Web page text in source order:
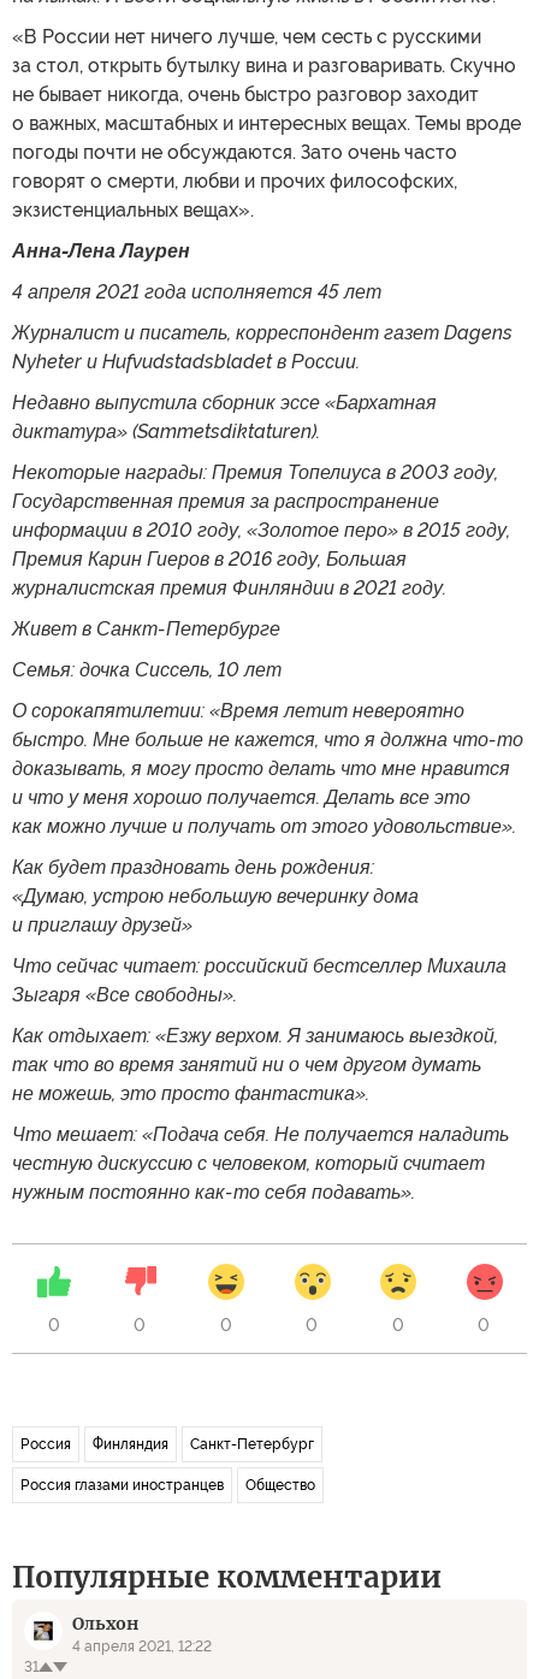
«В России нет ничего лучше, чем сесть с русскими
за стол, открыть бутылку вина и разговаривать. Скучно
не бывает никогда, очень быстро разговор заходит
о важных, масштабных и интересных вещах. Темы вроде
погоды почти не обсуждаются. Зато очень часто
говорят о смерти, любви и прочих философских,
экзистенциальных вещах».
Анна-Лена Лаурен
4 апреля 2021 года исполняется 45 лет
Журналист и писатель, корреспондент газет Dagens
Nyheter и Hufvudstadsbladet в России.
Недавно выпустила сборник эссе «Бархатная
диктатура» (Sammetsdiktaturen).
Некоторые награды: Премия Топелиуса в 2003 году,
Государственная премия за распространение
информации в 2010 году, «Золотое перо» в 2015 году,
Премия Карин Гиеров в 2016 году, Большая
журналистская премия Финляндии в 2021 году.
Живет в Санкт-Петербурге
Семья: дочка Сиссель, 10 лет
О сорокапятилетии: «Время летит невероятно
быстро. Мне больше не кажется, что я должна что-то
доказывать, я могу просто делать что мне нравится
и что у меня хорошо получается. Делать все это
как можно лучше и получать от этого удовольствие».
Как будет праздновать день рождения:
«Думаю, устрою небольшую вечеринку дома
и приглашу друзей»
Что сейчас читает: российский бестселлер Михаила
Зыгаря «Все свободны».
Как отдыхает: «Езжу верхом. Я занимаюсь выездкой,
так что во время занятий ни о чем другом думать
не можешь, это просто фантастика».
Что мешает: «Подача себя. Не получается наладить
честную дискуссию с человеком, который считает
нужным постоянно как-то себя подавать».
0 0 0 0 0 0
Россия Финляндия Санкт-Петербург
Россия глазами иностранцев Общество
Популярные комментарии
Ольхон
4 апреля 2021, 12:22
31